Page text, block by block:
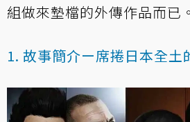
組做來墊檔的外傳作品而已。
1. 故事簡介ー席捲日本全土